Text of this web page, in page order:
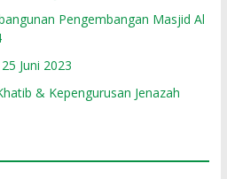
Pengembangan Masjid Al
Juni 2023
& Kepengurusan Jenazah